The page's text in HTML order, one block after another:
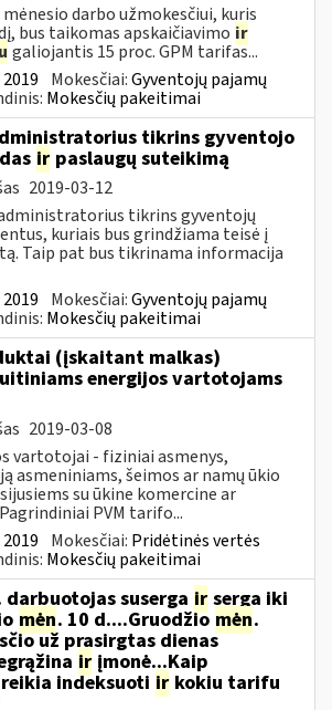
darbo užmokesčiui, kuris
bus taikomas apskaičiavimo ir
galiojantis 15 proc. GPM tarifas...
2019 Mokesčiai:Gyventojų pajamų
Mokesčių pakeitimai
tikrins gyventojo
ir paslaugų suteikimą
2019-03-12
tikrins gyventojų
kuriais bus grindžiama teisė į
Taip pat bus tikrinama informacija
2019 Mokesčiai:Gyventojų pajamų
Mokesčių pakeitimai
(įskaitant malkas)
energijos vartotojams
2019-03-08
vartotojai - fiziniai asmenys,
asmeniniams, šeimos ar namų ūkio
su ūkine komercine ar
PVM tarifo...
2019 Mokesčiai: Pridėtinės vertės
Mokesčių pakeitimai
darbuotojas suserga ir serga iki
mėn. 10 d....Gruodžio mėn.
už prasirgtas dienas
ir įmonė...Kaip
reikia indeksuoti ir kokiu tarifu